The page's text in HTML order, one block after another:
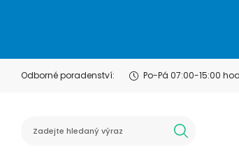
Odborné poradenství: Po-Pá 07:00-15:00 hod